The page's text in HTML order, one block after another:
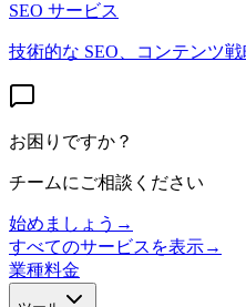
SEO サービス
技術的な SEO、コンテンツ
お困りですか？
チームにご相談ください
始めましょう →
すべてのサービスを表示→
業種料金